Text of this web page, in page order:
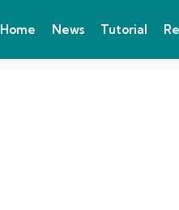
Home News Tutorial